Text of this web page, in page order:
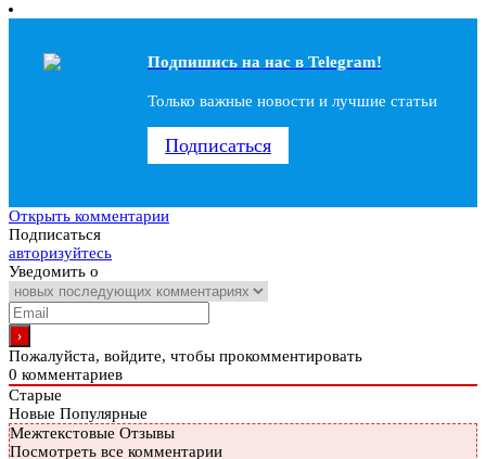
Подпишись на наc в Telegram!
Только важные новости и лучшие статьи
Подписаться
Открыть комментарии
Подписаться
авторизуйтесь
Уведомить о
Пожалуйста, войдите, чтобы прокомментировать
0 комментариев
Старые
Новые Популярные
Межтекстовые Отзывы
Посмотреть все комментарии